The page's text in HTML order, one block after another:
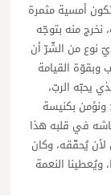
أمسية مثمرة
نخرج منه بتوجّه
نوع من الشّرّ أن
القيامة
يحبّه الربّ،
ونؤمن بكنيسة
في قلبه هذا
يُحقّقه، وكان
النعمة